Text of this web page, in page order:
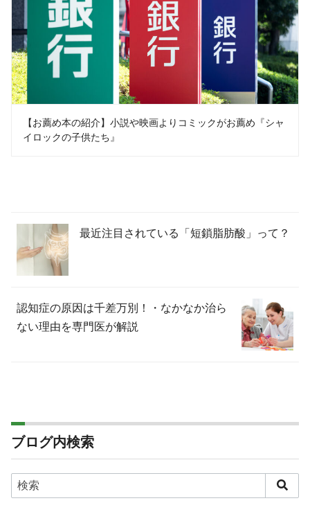
【お薦め本の紹介】小説や映画よりコミックがお薦め『シャ
イロックの子供たち』
最近注目されている「短鎖脂肪酸」って？
認知症の原因は千差万別！・なかなか治ら
ない理由を専門医が解説
ブログ内検索